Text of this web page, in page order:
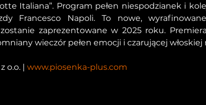
Italiana”. Program pełen niespodzianek i
Francesco Napoli. To nowe,
zaprezentowane w 2025 roku.
wieczór pełen emocji i czarującej włoskiej
o.o. | www.piosenka-plus.com